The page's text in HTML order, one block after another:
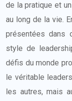
de la pratique et
au long de la vie.
présentées dans
style de
défis du monde
le véritable
les autres, mais